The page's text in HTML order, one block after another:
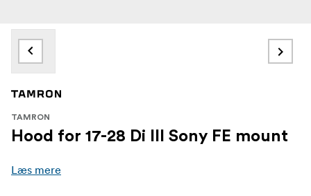
TAMRON
Hood for 17-28 Di III Sony FE mount
Læs mere